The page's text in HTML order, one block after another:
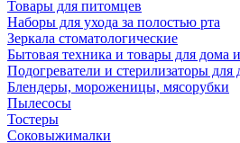
Товары для питомцев
Наборы для ухода за полостью рта
Зеркала стоматологические
Бытовая техника и товары для дома
Подогреватели и стерилизаторы для
Блендеры, мороженицы, мясорубки
Пылесосы
Тостеры
Соковыжималки